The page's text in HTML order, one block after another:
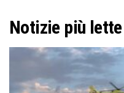
Notizie più lette